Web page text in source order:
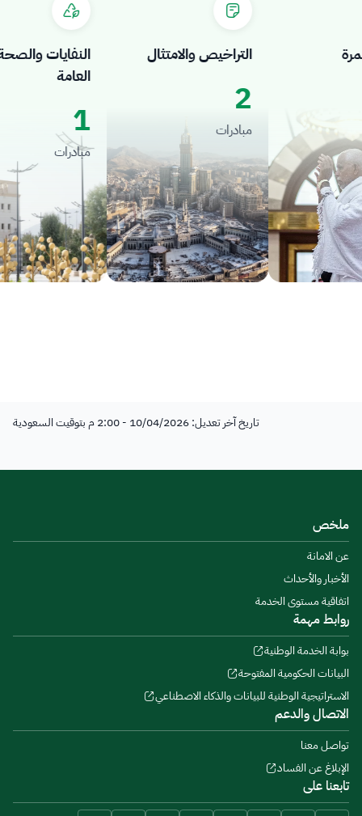
النفايات والصحة
العامة
1
مبادرات
التراخيص والامتثال
2
مبادرات
تاريخ آخر تعديل: 10/04/2026 - 2:00 م بتوقيت السعودية
ملخص
عن الامانة
الأخبار والأحداث
اتفاقية مستوى الخدمة
روابط مهمة
بوابة الخدمة الوطنية
البيانات الحكومية المفتوحة
الاستراتيجية الوطنية للبيانات والذكاء الاصطناعي
الاتصال والدعم
تواصل معنا
الإبلاغ عن الفساد
تابعنا على